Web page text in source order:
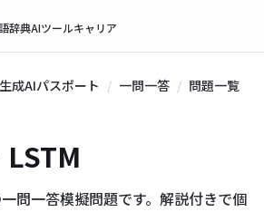
辞典AIツールキャリア
生成AIパスポート 一問一答
問題一覧
問一答模擬問題です。解説付きで個